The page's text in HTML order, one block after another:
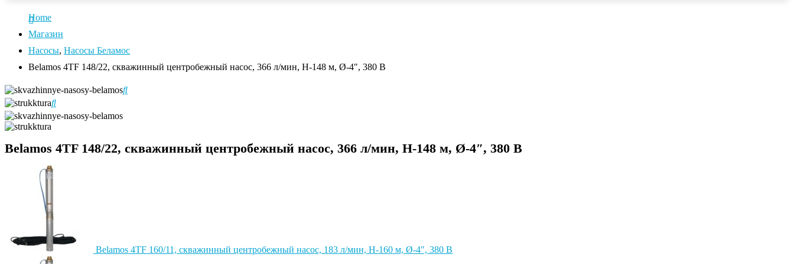
Home
Магазин
Насосы, Насосы Беламос
Belamos 4TF 148/22, скважинный центробежный насос, 366 л/мин, Н-148 м, Ø-4″, 380 В
Belamos 4TF 148/22, скважинный центробежный насос, 366 л/мин, Н-148 м, Ø-4″, 380 В
Belamos 4TF 160/11, скважинный центробежный насос, 183 л/мин, Н-160 м, Ø-4″, 380 В